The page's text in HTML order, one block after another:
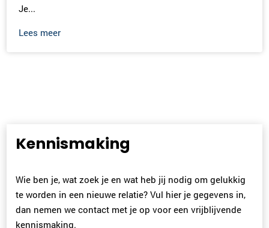
Je...
Lees meer
Kennismaking
Wie ben je, wat zoek je en wat heb jij nodig om gelukkig
te worden in een nieuwe relatie? Vul hier je gegevens in,
dan nemen we contact met je op voor een vrijblijvende
kennismaking.